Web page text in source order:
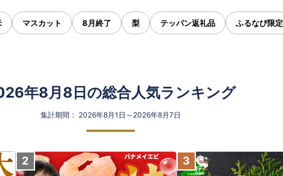
マスカット 8月終了 梨 テッパン返礼品 ふるなび限定
年8月8日の総合人気ランキング
集計期間： 2026年8月1日～2026年8月7日